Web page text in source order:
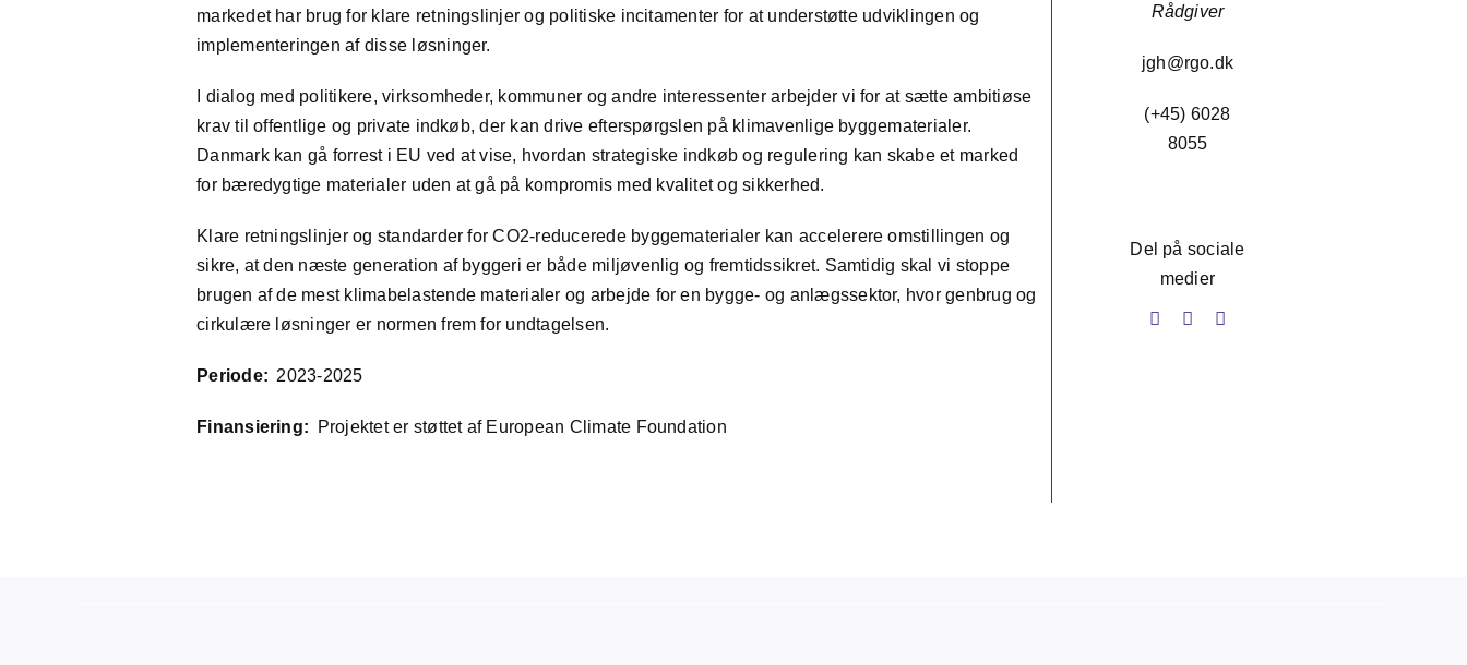
markedet har brug for klare retningslinjer og politiske incitamenter for at understøtte udviklingen og
implementeringen af disse løsninger.
I dialog med politikere, virksomheder, kommuner og andre interessenter arbejder vi for at sætte ambitiøse
krav til offentlige og private indkøb, der kan drive efterspørgslen på klimavenlige byggematerialer.
Danmark kan gå forrest i EU ved at vise, hvordan strategiske indkøb og regulering kan skabe et marked
for bæredygtige materialer uden at gå på kompromis med kvalitet og sikkerhed.
Klare retningslinjer og standarder for CO2-reducerede byggematerialer kan accelerere omstillingen og
sikre, at den næste generation af byggeri er både miljøvenlig og fremtidssikret. Samtidig skal vi stoppe
brugen af de mest klimabelastende materialer og arbejde for en bygge- og anlægssektor, hvor genbrug og
cirkulære løsninger er normen frem for undtagelsen.
Periode: 2023-2025
Finansiering: Projektet er støttet af European Climate Foundation
Rådgiver
jgh@rgo.dk
(+45) 6028
8055
Del på sociale
medier